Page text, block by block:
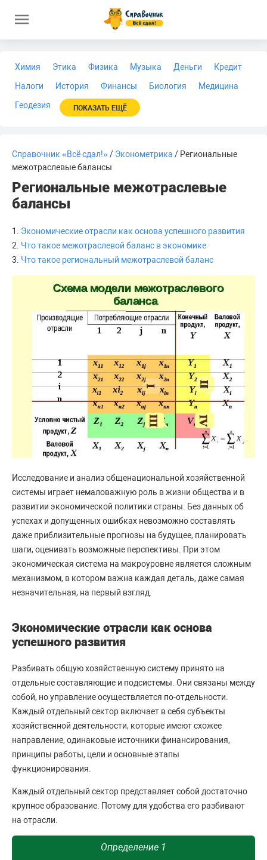
Химия Этика Физика Музыка Деньги
Кредит
Налоги
История Финансы Биология
Медицина
Геодезия
ПОКАЗАТЬ ЕЩЁ
Справочник «Всё сдал!»/ Эконометрика / Региональные
межотраслевые балансы
Региональные межотраслевые
балансы
1. Экономические отрасли как основа успешного развития
2. Что такое межотраслевой баланс в экономике
3. Что такое региональный межотраслевой баланс
Исследование и анализ общенациональной хозяйственной
системы играет немаловажную роль в жизни общества и в
развитии экономической политики страны. Без данных об
успехах и допущенных ошибках невозможно составлять
даже приблизительные прогнозы на будущее, планировать
шаги, оценивать возможные перспективы. При этом
экономическая система на макроуровне является сложным
механизмом, в котором важна каждая деталь, даже самая
незначительная, на первый взгляд.
Экономические отрасли как основа
успешного развития
Разбивать общую хозяйственную систему принято на
отдельные составляющие и подсистемы. Они связаны между
собой, но управление осуществляется по-отдельности.
Каждый отдельный сектор включает в себя субъекты
хозяйственной деятельности, которые имеют схожее
направление, одинаковые источники финансирования,
принципы работы, цели и основные этапы
функционирования.
Каждый отдельный сектор представляет собой достаточно
крупное образование. Потому для удобства его разбивают
на отрасли.
Определение 1